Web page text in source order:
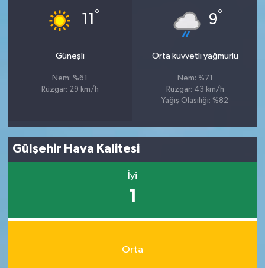
11 °
Güneşli
Nem: %61
Rüzgar: 29 km/h
9°
Orta kuvvetli yağmurlu
Nem: %71
Rüzgar: 43 km/h
Yağış Olasılığı: %82
Gülşehir Hava Kalitesi
İyi
1
Orta